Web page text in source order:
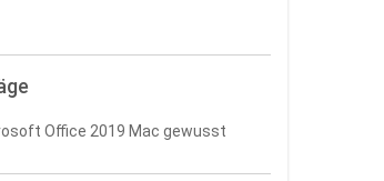
Office 2019 Mac gewusst